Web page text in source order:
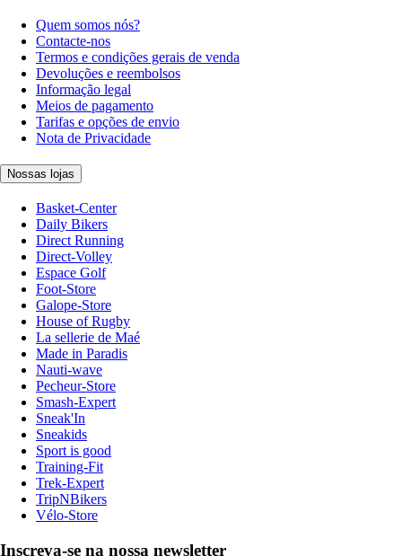
Quem somos nós?
Contacte-nos
Termos e condições gerais de venda
Devoluções e reembolsos
Informação legal
Meios de pagamento
Tarifas e opções de envio
Nota de Privacidade
Nossas lojas
Basket-Center
Daily Bikers
Direct Running
Direct-Volley
Espace Golf
Foot-Store
Galope-Store
House of Rugby
La sellerie de Maé
Made in Paradis
Nauti-wave
Pecheur-Store
Smash-Expert
Sneak'In
Sneakids
Sport is good
Training-Fit
Trek-Expert
TripNBikers
Vélo-Store
Inscreva-se na nossa newsletter